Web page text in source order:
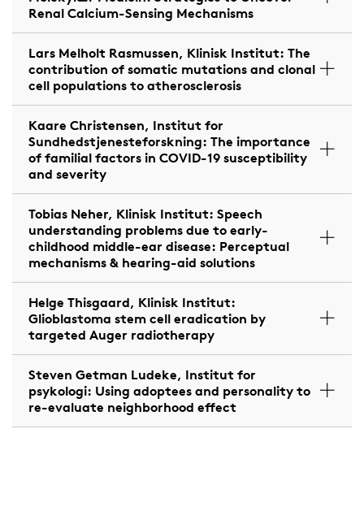
Renal Calcium-Sensing Mechanisms
Lars Melholt Rasmussen, Klinisk Institut: The
contribution of somatic mutations and clonal
cell populations to atherosclerosis
Kaare Christensen, Institut for
Sundhedstjenesteforskning: The importance
of familial factors in COVID-19 susceptibility
and severity
Tobias Neher, Klinisk Institut: Speech
understanding problems due to early-
childhood middle-ear disease: Perceptual
mechanisms & hearing-aid solutions
Helge Thisgaard, Klinisk Institut:
Glioblastoma stem cell eradication by
targeted Auger radiotherapy
Steven Getman Ludeke, Institut for
psykologi: Using adoptees and personality to
re-evaluate neighborhood effect